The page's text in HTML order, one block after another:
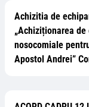
Achizitia de
„Achiziționarea
nosocomiale
Apostol Andrei”